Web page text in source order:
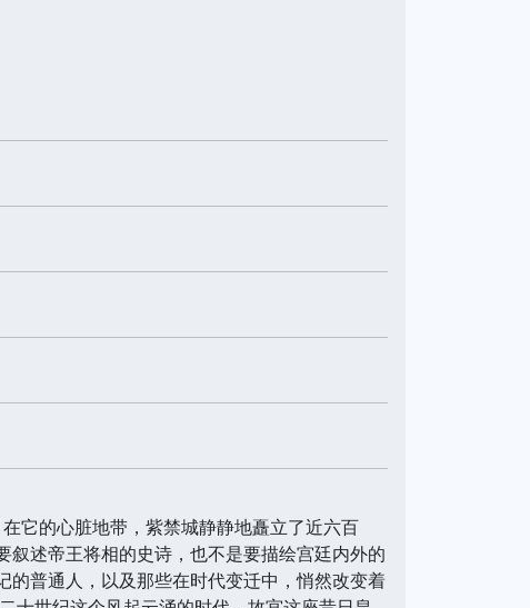
它的心脏地带，紫禁城静静地矗立了近六百
述帝王将相的史诗，也不是要描绘宫廷内外的
普通人，以及那些在时代变迁中，悄然改变着